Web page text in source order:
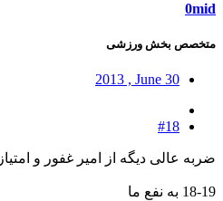
0mid
متخصص بخش ورزشی
2013 , June 30
#18
ضربه عالی دیگه از امیر غفور و امتیاز 19 برای ما :شاد:
18-19 به نفع ما